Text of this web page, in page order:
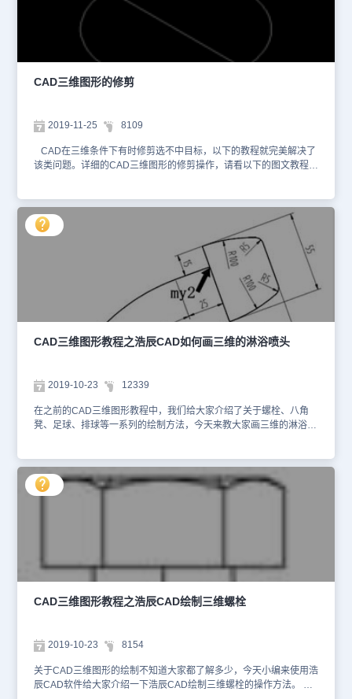
CAD三维图形的修剪
2019-11-25 8109
CAD在三维条件下有时修剪选不中目标，以下的教程就完美解决了
该类问题。详细的CAD三维图形的修剪操作，请看以下的图文教程，
变动坐标轴，如图。 4.点修剪后选不中目标，修剪无法完成。 5.这个
时候点击打断。 6.打断选中的目标。 7.通过鼠标左键点击拖动达到目
标。 8.亦可完成如期效果。 以上就是在浩辰CAD三维图形的修剪的
全部操作过程，我们可以看出，只要掌握了绘制的技巧，过程还是很
简单的，也希望大家能够熟练的掌握。感谢对浩辰CAD软件的支持，
更多教程请继续关注浩辰CAD官网。
CAD三维图形教程之浩辰CAD如何画三维的淋浴喷头
2019-10-23 12339
在之前的CAD三维图形教程中，我们给大家介绍了关于螺栓、八角
凳、足球、排球等一系列的绘制方法，今天来教大家画三维的淋浴喷
域或封闭的连续多段线，剩下的那段直线和弧是用来生成喷头把柄
的，也要先将它们转换成多段线。 第二步，操作菜单“工具”→“新建
UCS” →“原点”，命令行窗口提示“指定新原点：”，捕捉并点击图1中
“my2”点。操作菜单“工具”→“新建UCS” →“Z”，命令行窗口提示“指定
绕 Z 轴的旋转角度：”，键入“20”并回车。操作菜单“工具”→“命名
UCS”，在“命名UCS”选项卡上右击“未命名”，在快捷菜单上点选“重
命名”，将其改名为“my2” ，点击“确定”按钮，关闭对话框。 操作菜单
并点击图1中箭头所指的“my3”点。操作菜单“工具”→“命名UCS”，在
“命名UCS”选项卡上右击“未命名”，在快捷菜单上点选“重命名”，将其
改名为“my3” ，点击“确定”按钮，关闭对话框。 第三步，操作菜单
“工具”→“命名UCS”，在“正交UCS”选项卡上的“相对于”下拉列表里选
CAD三维图形教程之浩辰CAD绘制三维螺栓
2019-10-23 8154
关于CAD三维图形的绘制不知道大家都了解多少，今天小编来使用浩
辰CAD软件给大家介绍一下浩辰CAD绘制三维螺栓的操作方法。 浩